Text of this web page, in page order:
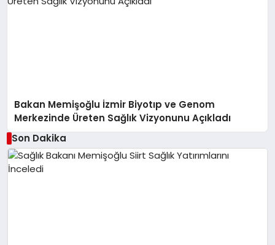
Bakan Memişoğlu İzmir Biyotıp ve Genom
Merkezinde Üreten Sağlık Vizyonunu Açıkladı
Son Dakika